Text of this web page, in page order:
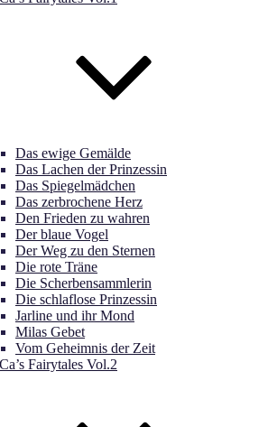
Das ewige Gemälde
Das Lachen der Prinzessin
Das Spiegelmädchen
Das zerbrochene Herz
Den Frieden zu wahren
Der blaue Vogel
Der Weg zu den Sternen
Die rote Träne
Die Scherbensammlerin
Die schlaflose Prinzessin
Jarline und ihr Mond
Milas Gebet
Vom Geheimnis der Zeit
Fairytales Vol.2